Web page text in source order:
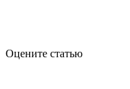
Оцените статью